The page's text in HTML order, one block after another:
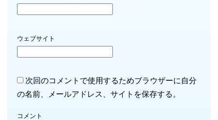
ウェブサイト
次回のコメントで使用するためブラウザーに自分
の名前、メールアドレス、サイトを保存する。
コメント